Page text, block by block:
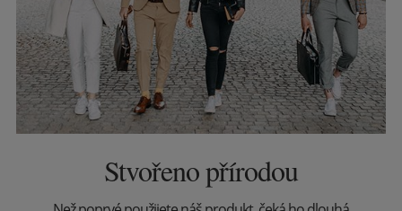
Stvořeno přírodou